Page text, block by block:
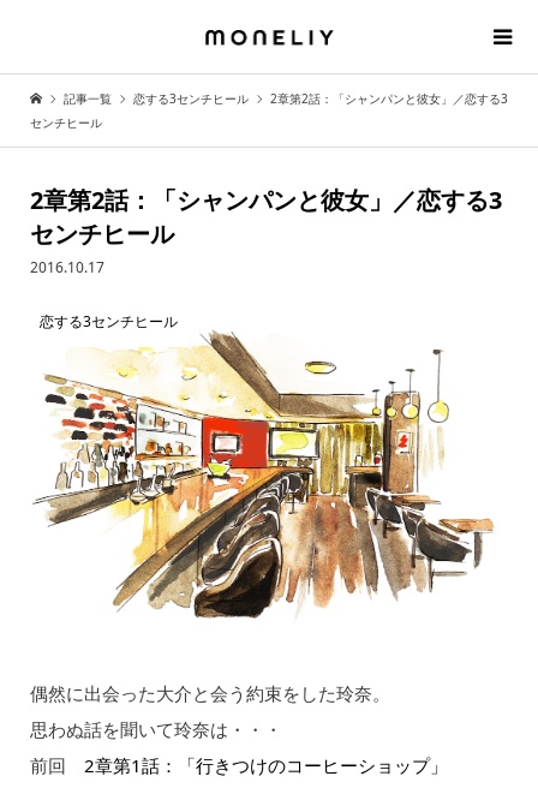
記事一覧 恋する3センチヒール
2章第2話：「シャンパンと彼女」／恋する3
センチヒール
2章第2話：「シャンパンと彼女」／恋する3
センチヒール
2016.10.17
恋する3センチヒール
偶然に出会った大介と会う約束をした玲奈。
思わぬ話を聞いて玲奈は・・・
前回 2章第1話：「行きつけのコーヒーショップ」